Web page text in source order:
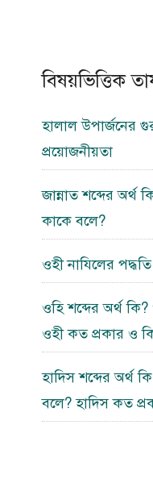
বিষয়ভিত্তিক
হালাল উপার্জনের
প্রয়োজনীয়তা
জান্নাত শব্দের অর্থ
কাকে বলে?
ওহী নাযিলের
ওহি শব্দের অর্থ
ওহী কত প্রকার ও
হাদিস শব্দের অর্থ
বলে? হাদিস কত